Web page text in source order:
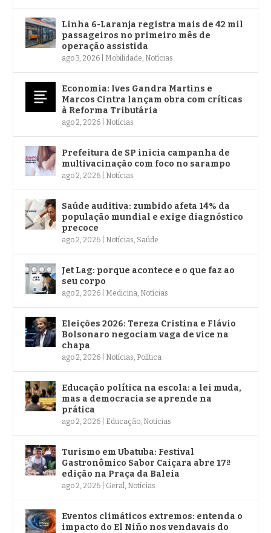
Linha 6-Laranja registra mais de 42 mil
passageiros no primeiro mês de
operação assistida
ago 3, 2026 Mobilidade, Notícias
Economia: Ives Gandra Martins e
Marcos Cintra lançam obra com críticas
à Reforma Tributária
ago 2, 2026 Notícias
Prefeitura de SP inicia campanha de
multivacinação com foco no sarampo
ago 2, 2026 Notícias
Saúde auditiva: zumbido afeta 14% da
população mundial e exige diagnóstico
precoce
ago 2, 2026 Notícias, Saúde
Jet Lag: porque acontece e o que faz ao
seu corpo
ago 2, 2026 Medicina, Notícias
Eleições 2026: Tereza Cristina e Flávio
Bolsonaro negociam vaga de vice na
chapa
ago 2, 2026 Notícias, Política
Educação política na escola: a lei muda,
mas a democracia se aprende na
prática
ago 2, 2026 Educação, Notícias
Turismo em Ubatuba: Festival
Gastronômico Sabor Caiçara abre 17ª
edição na Praça da Baleia
ago 2, 2026 Geral, Notícias
Eventos climáticos extremos: entenda o
impacto do El Niño nos vendavais do